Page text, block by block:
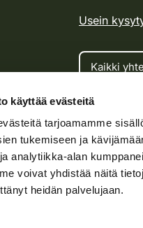
käyttää evästeitä
tarjoamamme
tukemiseen ja
analytiikka-alan
voivat yhdistää näitä
heidän palvelujaan.
Usein
Kaikki
Oma riista -
Lupa-asiat